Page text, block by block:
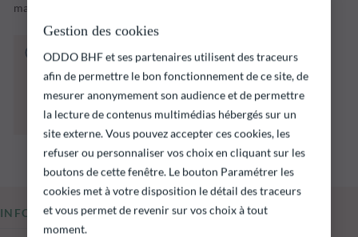
marchés émergents.
Le fonds ci‑dessous présente notamment un
risque de perte en capital.
Il est rappelé que les performances passées ne
préjugent pas des performances futures et ne
sont pas constantes dans le temps.
INFORMATIONS CLÉS
Gestion des cookies
ODDO BHF et ses partenaires utilisent des traceurs
afin de permettre le bon fonctionnement de ce site, de
mesurer anonymement son audience et de permettre
la lecture de contenus multimédias hébergés sur un
site externe. Vous pouvez accepter ces cookies, les
refuser ou personnaliser vos choix en cliquant sur les
boutons de cette fenêtre. Le bouton Paramétrer les
cookies met à votre disposition le détail des traceurs
et vous permet de revenir sur vos choix à tout
moment.